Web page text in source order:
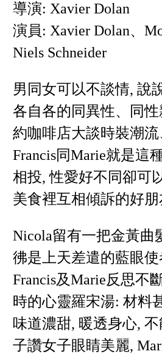
導演: Xavier Dolan
演員: Xavier Dolan、
Niels Schneider
男同女可以不談情, 說
各自各的同異性、同
約咖啡店大談時裝潮
Francis同Marie就是這
相投, 性愛好不同卻可
美食裡互相傾訴的好朋
Nicola留有一把金黃曲
彿是上天差遣的藍眼
Francis及Marie反思不
時的心靈羅宋湯: 材料
味道濃甜, 暖透身心,
子讚女子眼睛美麗,